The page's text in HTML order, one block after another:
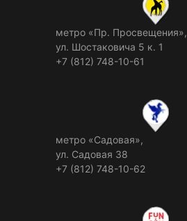
метро «Пр. Просвещения»,
ул. Шостаковича 5 к. 1
+7 (812) 748-10-61
метро «Садовая»,
ул. Садовая 38
+7 (812) 748-10-62